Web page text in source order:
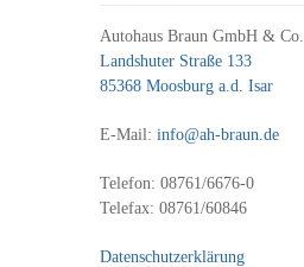
Autohaus Braun GmbH & Co.
Landshuter Straße 133
85368 Moosburg a.d. Isar
E-Mail: info@ah-braun.de
Telefon: 08761/6676-0
Telefax: 08761/60846
Datenschutzerklärung